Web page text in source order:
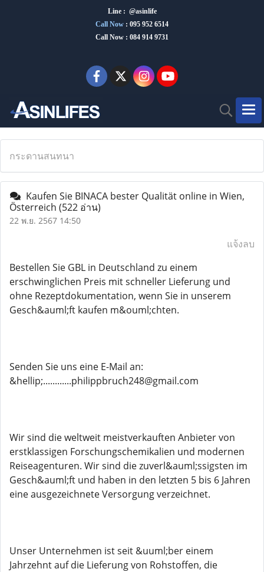
Line : @asinlife
Call Now : 095 952 6514
Call Now : 084 914 9731
กระดานสนทนา
Kaufen Sie BINACA bester Qualität online in Wien,
Österreich (522 อ่าน)
22 พ.ย. 2567 14:50
แจ้งลบ
Bestellen Sie GBL in Deutschland zu einem
erschwinglichen Preis mit schneller Lieferung und
ohne Rezeptdokumentation, wenn Sie in unserem
Gesch&auml;ft kaufen m&ouml;chten.
Senden Sie uns eine E-Mail an:
&hellip;............philippbruch248@gmail.com
Wir sind die weltweit meistverkauften Anbieter von
erstklassigen Forschungschemikalien und modernen
Reiseagenturen. Wir sind die zuverl&auml;ssigsten im
Gesch&auml;ft und haben in den letzten 5 bis 6 Jahren
eine ausgezeichnete Versorgung verzeichnet.
Unser Unternehmen ist seit &uuml;ber einem
Jahrzehnt auf die Lieferung von Rohstoffen, die